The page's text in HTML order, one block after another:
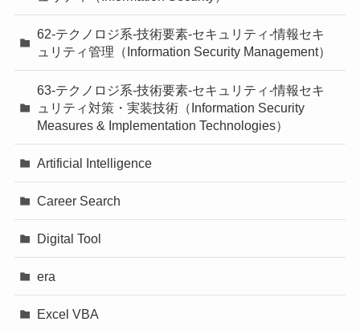
62-テクノロジ系-技術要素-セキュリティ-情報セキ
ュリティ管理（Information Security Management）
63-テクノロジ系-技術要素-セキュリティ-情報セキ
ュリティ対策・実装技術（Information Security
Measures & Implementation Technologies）
Artificial Intelligence
Career Search
Digital Tool
era
Excel VBA